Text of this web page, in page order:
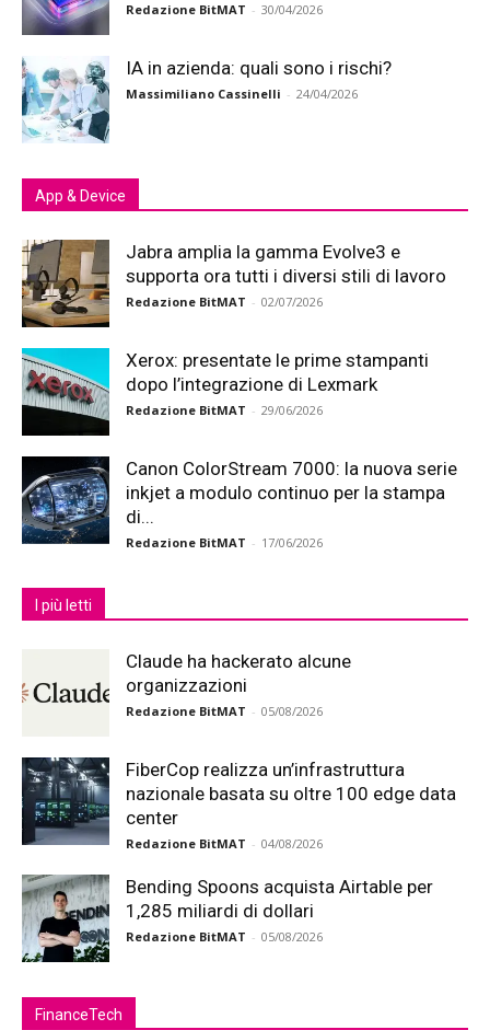
Redazione BitMAT - 30/04/2026
IA in azienda: quali sono i rischi?
Massimiliano Cassinelli - 24/04/2026
App & Device
Jabra amplia la gamma Evolve3 e
supporta ora tutti i diversi stili di lavoro
Redazione BitMAT - 02/07/2026
Xerox: presentate le prime stampanti
dopo l’integrazione di Lexmark
Redazione BitMAT - 29/06/2026
Canon ColorStream 7000: la nuova serie
inkjet a modulo continuo per la stampa
di...
Redazione BitMAT - 17/06/2026
I più letti
Claude ha hackerato alcune
organizzazioni
Redazione BitMAT - 05/08/2026
FiberCop realizza un’infrastruttura
nazionale basata su oltre 100 edge data
center
Redazione BitMAT - 04/08/2026
Bending Spoons acquista Airtable per
1,285 miliardi di dollari
Redazione BitMAT - 05/08/2026
FinanceTech